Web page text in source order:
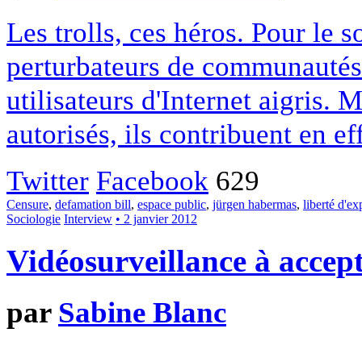
Les trolls, ces héros. Pour le
perturbateurs de
utilisateurs d'Internet aigris.
autorisés, ils contribuent en
Twitter Facebook 629
Censure, defamation bill, espace public, jürgen habermas, liberté
Sociologie Interview • 2 janvier 2012
Vidéosurveillance à
par Sabine Blanc